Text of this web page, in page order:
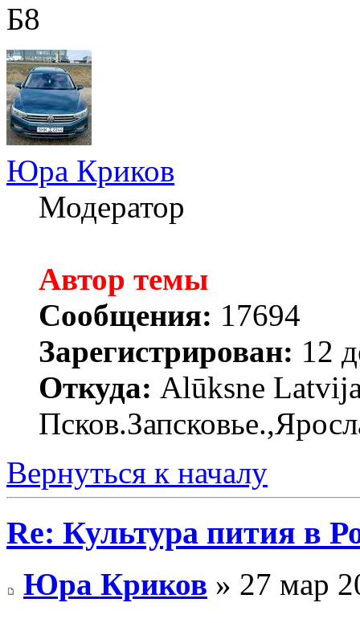
Б8
Юра Криков
Модератор
Автор темы
Сообщения: 17694
Зарегистрирован: 12
Откуда: Alūksne
Вернуться к началу
Re: Культура пития в
Юра Криков » 27 мар